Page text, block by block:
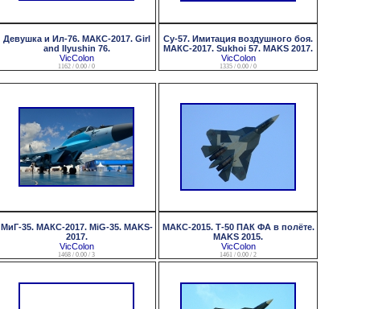
Девушка и Ил-76. МАКС-2017. Girl
and Ilyushin 76.
VicColon
1162 / 0.00 / 0
Су-57. Имитация воздушного боя.
МАКС-2017. Sukhoi 57. MAKS 2017.
VicColon
1335 / 0.00 / 0
МиГ-35. МАКС-2017. MiG-35. MAKS-
2017.
VicColon
1468 / 0.00 / 3
МАКС-2015. Т-50 ПАК ФА в полёте.
MAKS 2015.
VicColon
1461 / 0.00 / 2